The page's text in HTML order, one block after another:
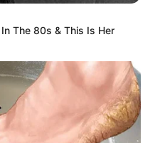
Lucu
The 80s & This Is Her